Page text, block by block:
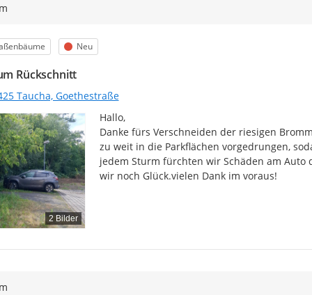
Status
Neu
Rückschnitt
Taucha, Goethestraße
2 Bilder
Hallo,
Danke fürs Verschneiden der riesigen
zu weit in die Parkflächen vorgedrungen,
jedem Sturm fürchten wir Schäden am
wir noch Glück.vielen Dank im voraus!